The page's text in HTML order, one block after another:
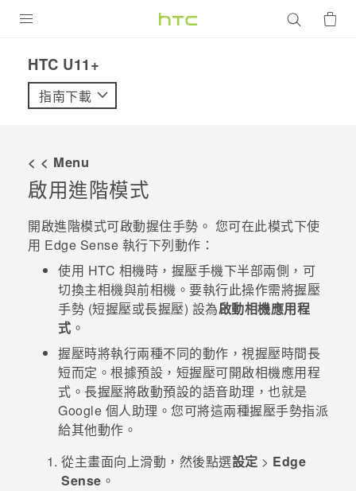
VIVE
配件
優惠專區
焦點訊息
校園專案
銷售門市
銷售通路
支援服務
VIVELAND
HTC U11+‎
指南下載
< < Menu
啟用進階模式
開啟進階模式可啟動握住手勢。 您可在此模式下使
用 Edge Sense 執行下列動作：
使用 HTC 相機時，握壓手機下半部兩側，可
切換主相機與前相機。要執行此操作需將握壓
手勢 (短握壓或長握壓) 設為啟動相機應用程
式 。
握壓時將執行兩種不同的動作，視握壓時間長
短而定。根據預設，短握壓可開啟相機應用程
式。 長握壓將啟動預設的語音助理，也就是
Google 個人助理 。 您可將這兩種握壓手勢指派
給其他動作。
從主畫面向上滑動，然後點選設定 > Edge
Sense 。